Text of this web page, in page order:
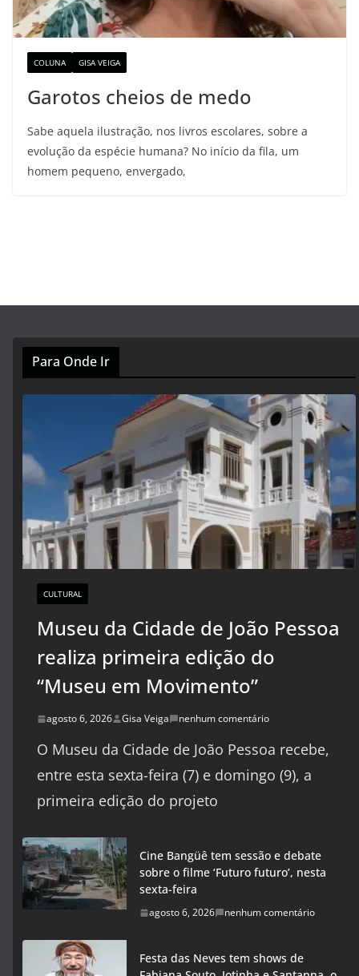
COLUNA GISA VEIGA
Garotos cheios de medo
Sabe aquela ilustração, nos livros escolares, sobre a
evolução da espécie humana? No início da fila, um
homem pequeno, envergado,
Para Onde Ir
CULTURAL
Museu da Cidade de João Pessoa
realiza primeira edição do
“Museu em Movimento”
agosto 6, 2026 Gisa Veiga nenhum comentário
O Museu da Cidade de João Pessoa recebe,
entre esta sexta-feira (7) e domingo (9), a
primeira edição do projeto
Cine Bangüê tem sessão e debate
sobre o filme ‘Futuro futuro’, nesta
sexta-feira
agosto 6, 2026 nenhum comentário
Festa das Neves tem shows de